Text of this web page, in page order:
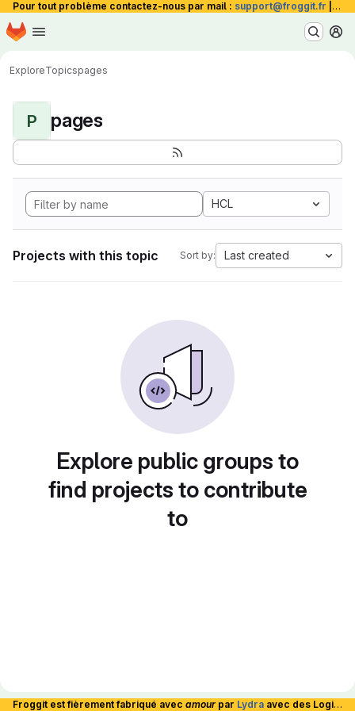
Pour tout problème contactez-nous par mail : support@froggit.fr La
Skip to main content
Homepage
ExploreTopicspages
P pages
HCL
Projects with this topic Sort by: Last created
Explore public groups to
find projects to contribute
to
Froggit est fièrement fabriqué avec amour par Lydra avec des Logiciels Libres et hébergé en